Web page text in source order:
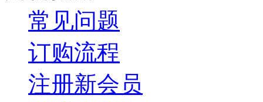
常见问题
订购流程
注册新会员